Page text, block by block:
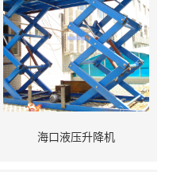
海口液压升降机